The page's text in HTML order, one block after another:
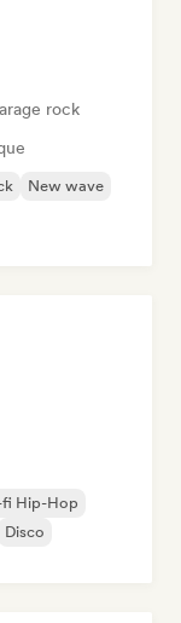
rock
New wave
Hip-Hop
Disco